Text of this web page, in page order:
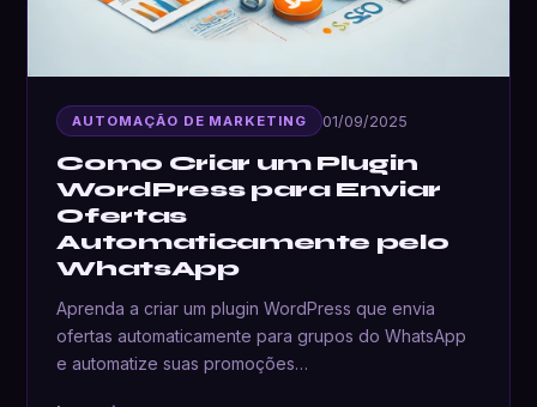
AUTOMAÇÃO DE MARKETING 01/09/2025
Como Criar um Plugin
WordPress para Enviar
Ofertas
Automaticamente pelo
WhatsApp
Aprenda a criar um plugin WordPress que envia
ofertas automaticamente para grupos do WhatsApp
e automatize suas promoções…